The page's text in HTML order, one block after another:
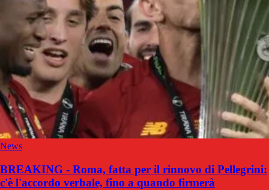
News
BREAKING - Roma, fatta per il rinnovo di Pellegrini:
c'è l'accordo verbale, fino a quando firmerà